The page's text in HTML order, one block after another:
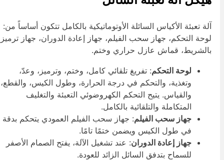
آلة تعبئة الأكياس السائلة الأوتوماتيكية بالكامل تتكون أساساً من:
لوحة التحكم، جهاز سحب الفيلم، جهاز إعادة الدوران، جهاز ترميز
بالشريط، قماش عازل حراري وختم.
لوحة التحكم: تفريغ تلقائي كامل، وختم، وترميز، وعدّ،
وتغذية، والتحكم في درجة الحرارة، وطول الكيس، والقطع،
والقياس. يتيح التحكم الكهروضوئي التعبئة والتغليف
المتكاملة والتلقائية بالكامل.
جهاز سحب الفيلم: جهاز سحب الفيلم العمودي يتحكم بدقة
في طول الكيس ويضمن ختمًا تامًا.
جهاز إعادة الدوران: عند تشغيل الآلة، يفتح الصمام الأصفر
للسماح بتدفق السائل الزائد للعودة.